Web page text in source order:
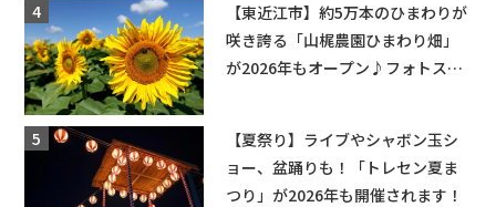
【東近江市】約5万本のひまわりが
咲き誇る「山梶農園ひまわり畑」
が2026年もオープン♪フォトスポ
【夏祭り】ライブやシャボン玉シ
ョー、盆踊りも！「トレセン夏ま
つり」が2026年も開催されます！